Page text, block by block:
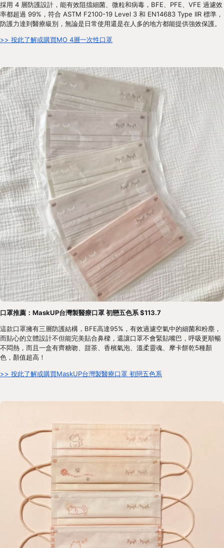
採用 4 層防護設計，能有效阻擋細菌、微粒和病毒，BFE、PFE、VFE 過濾效
率都超過 99%，符合 ASTM F2100-19 Level 3 和 EN14683 Type IIR 標準，
防護力達到醫療級別，無論是日常使用還是在人多的地方都能提供強效保護。
>> 按此了解或購買MO 4層一次性口罩
口罩推薦：MaskUP台灣製醫療口罩 初戀五色系 $113.7
這款口罩擁有三層防護結構，BFE高達95%，有效過濾空氣中的細菌和粉塵，
而貼心的立體設計不但能完美貼合鼻樑，還讓口罩不會緊貼嘴巴，呼吸更順暢
不悶熱，而且一盒有齊糖吻、甜茶、香檳氣泡、溫柔靈魂、摩卡餅乾5種顏
色，顏值超高！
>> 按此了解或購買MaskUP台灣製醫療口罩 初戀五色系